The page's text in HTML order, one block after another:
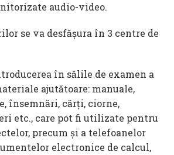
audio-video.
se va desfășura în 3 centre de
în sălile de examen a
ajutătoare: manuale,
însemnări, cărți, ciorne,
etc., care pot fi utilizate pentru
precum și a telefoanelor
electronice de calcul,